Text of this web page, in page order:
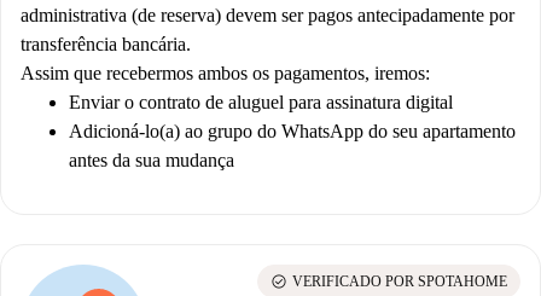
administrativa (de reserva) devem ser pagos antecipadamente por
transferência bancária.
Assim que recebermos ambos os pagamentos, iremos:
Enviar o contrato de aluguel para assinatura digital
Adicioná-lo(a) ao grupo do WhatsApp do seu apartamento
antes da sua mudança
check_circle VERIFICADO POR SPOTAHOME